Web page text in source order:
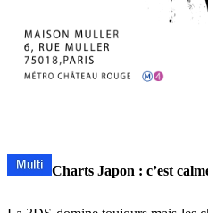
Charts Japon : c’est